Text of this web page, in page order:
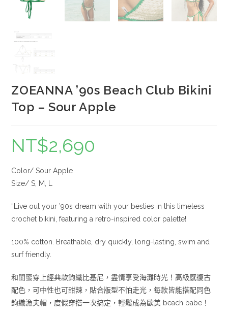
ZOEANNA ’90s Beach Club Bikini
Top – Sour Apple
NT$2,690
Color/ Sour Apple
Size/ S, M, L
“Live out your ’90s dream with your besties in this timeless
crochet bikini, featuring a retro-inspired color palette!
100% cotton. Breathable, dry quickly, long-lasting, swim and
surf friendly.
和閨蜜穿上經典款鉤織比基尼，盡情享受海灘時光！高級感復古
配色，可中性也可甜辣，貼合版型不怕走光，每款皆能搭配同色
鉤織漁夫帽，度假穿搭一次搞定，輕鬆成為歐美 beach babe！